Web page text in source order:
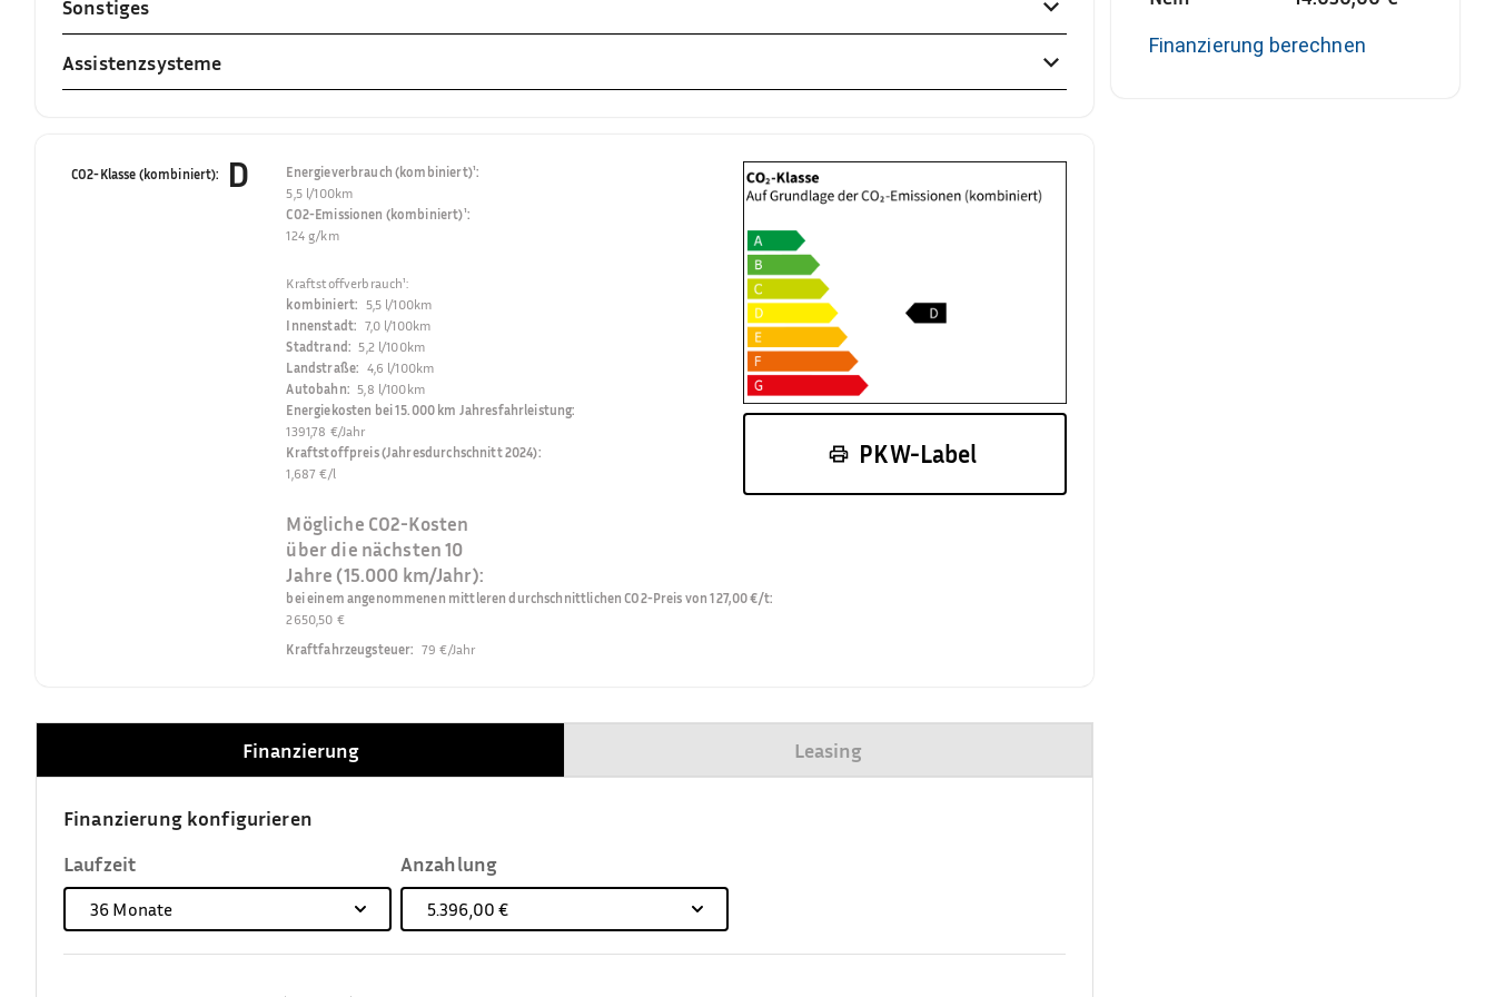
Sonstiges
Assistenzsysteme
CO2-Klasse (kombiniert): D Energieverbrauch (kombiniert)¹:
5,5 l/100km
CO2-Emissionen (kombiniert)¹:
124 g/km
Kraftstoffverbrauch¹:
kombiniert: 5,5 l/100km
Innenstadt: 7,0 l/100km
Stadtrand:5,2 l/100km
Landstraße: 4,6 l/100km
Autobahn:5,8 l/100km
Energiekosten bei 15.000 km Jahresfahrleistung:
1391,78 €/Jahr
Kraftstoffpreis (Jahresdurchschnitt 2024):
1,687 €/l
Mögliche CO2-Kosten
über die nächsten 10
Jahre (15.000 km/Jahr):
bei einem angenommenen mittleren durchschnittlichen CO2-Preis von 127,00 €/t:
2650,50 €
Kraftfahrzeugsteuer: 79 €/Jahr
PKW-Label
Finanzierung Leasing
Finanzierung konfigurieren
Laufzeit
36 Monate
Anzahlung
5.396,00 €
Finanzierung berechnen